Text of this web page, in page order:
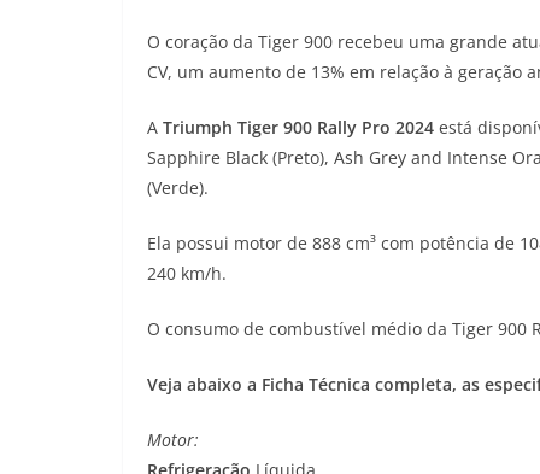
s
A
p
g
r
a
b
o
o
e
r
L
i
n
O coração da Tiger 900 recebeu uma grande
CV, um aumento de 13% em relação à geração
A Triumph Tiger 900 Rally Pro 2024 está
Sapphire Black (Preto), Ash Grey and Intense
(Verde).
Ela possui motor de 888 cm³ com potência de
240 km/h.
O consumo de combustível médio da Tiger 900
Veja abaixo a Ficha Técnica completa, as
Motor: